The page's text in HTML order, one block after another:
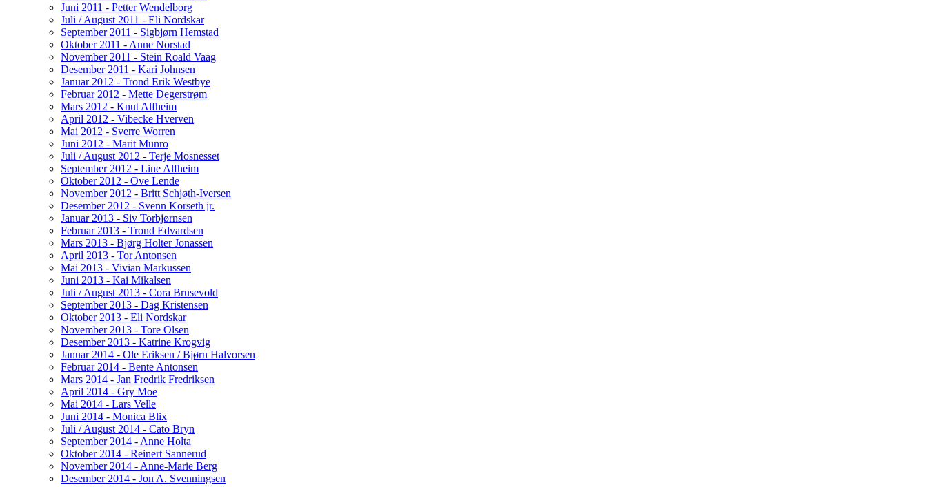
Juni 2011 - Petter Wendelborg
Juli / August 2011 - Eli Nordskar
September 2011 - Sigbjørn Hemstad
Oktober 2011 - Anne Norstad
November 2011 - Stein Roald Vaag
Desember 2011 - Kari Johnsen
Januar 2012 - Trond Erik Westbye
Februar 2012 - Mette Degerstrøm
Mars 2012 - Knut Alfheim
April 2012 - Vibecke Hverven
Mai 2012 - Sverre Worren
Juni 2012 - Marit Munro
Juli / August 2012 - Terje Mosnesset
September 2012 - Line Alfheim
Oktober 2012 - Ove Lende
November 2012 - Britt Schjøth-Iversen
Desember 2012 - Svenn Korseth jr.
Januar 2013 - Siv Torbjørnsen
Februar 2013 - Trond Edvardsen
Mars 2013 - Bjørg Holter Jonassen
April 2013 - Tor Antonsen
Mai 2013 - Vivian Markussen
Juni 2013 - Kai Mikalsen
Juli / August 2013 - Cora Brusevold
September 2013 - Dag Kristensen
Oktober 2013 - Eli Nordskar
November 2013 - Tore Olsen
Desember 2013 - Katrine Krogvig
Januar 2014 - Ole Eriksen / Bjørn Halvorsen
Februar 2014 - Bente Antonsen
Mars 2014 - Jan Fredrik Fredriksen
April 2014 - Gry Moe
Mai 2014 - Lars Velle
Juni 2014 - Monica Blix
Juli / August 2014 - Cato Bryn
September 2014 - Anne Holta
Oktober 2014 - Reinert Sannerud
November 2014 - Anne-Marie Berg
Desember 2014 - Jon A. Svenningsen